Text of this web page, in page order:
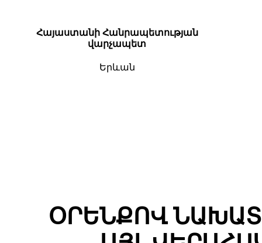
Հայաստանի Հանրապետության
վարչապետ
Երևան
ՕՐԵՆՔՈՎ